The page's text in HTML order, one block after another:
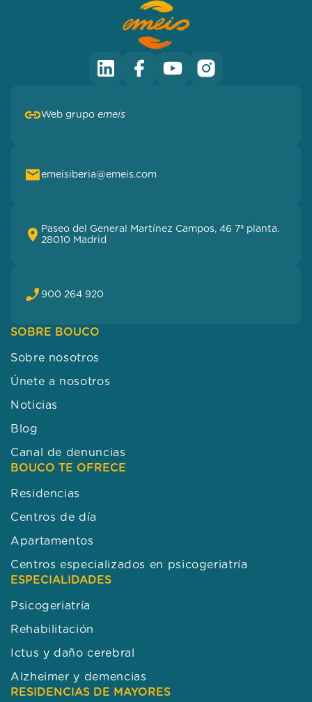
Web grupo emeis
emeisiberia@emeis.com
Paseo del General Martínez Campos, 46 7ª planta.
28010 Madrid
900 264 920
SOBRE BOUCO
Sobre nosotros
Únete a nosotros
Noticias
Blog
Canal de denuncias
BOUCO TE OFRECE
Residencias
Centros de día
Apartamentos
Centros especializados en psicogeriatría
ESPECIALIDADES
Psicogeriatría
Rehabilitación
Ictus y daño cerebral
Alzheimer y demencias
RESIDENCIAS DE MAYORES